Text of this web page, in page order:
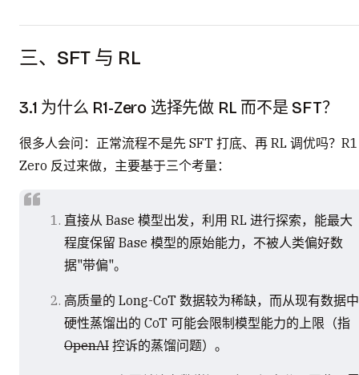
三、SFT 与 RL
3.1 为什么 R1-Zero 选择先做 RL 而不是 SFT？
很多人会问：正常流程不是先 SFT 打底、再 RL 调优吗？
Zero 反过来做，主要基于三个考量：
直接从 Base 模型出发，利用 RL 进行探索，能最大
程度保留 Base 模型的原始能力，不被人类偏好数
据"带偏"。
高质量的 Long-CoT 数据较为稀缺，而从现有数据中
硬性蒸馏出的 CoT 可能会限制模型能力的上限（指
OpenAI 控诉的蒸馏问题）。